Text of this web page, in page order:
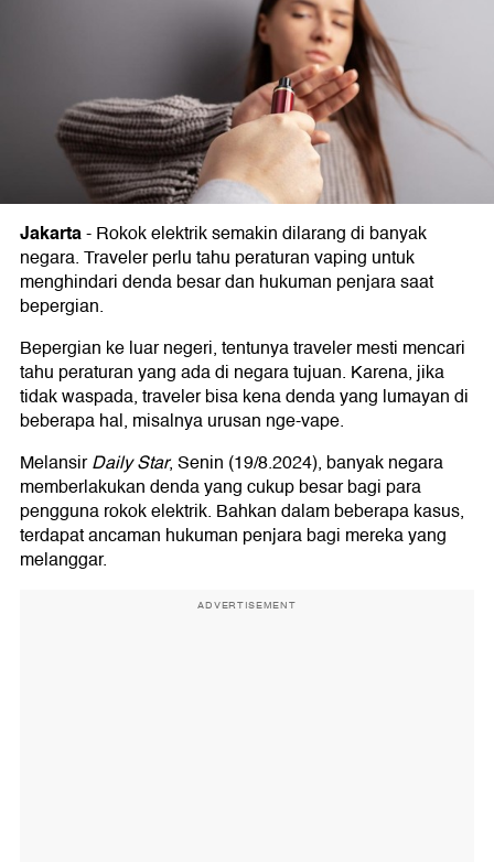
Jakarta-Rokok elektrik semakin dilarang di banyak
negara. Traveler perlu tahu peraturan vaping untuk
menghindari denda besar dan hukuman penjara saat
bepergian.
Bepergian ke luar negeri, tentunya traveler mesti mencari
tahu peraturan yang ada di negara tujuan. Karena, jika
tidak waspada, traveler bisa kena denda yang lumayan di
beberapa hal, misalnya urusan nge-vape.
MelansirDaily Star, Senin (19/8.2024), banyak negara
memberlakukan denda yang cukup besar bagi para
pengguna rokok elektrik. Bahkan dalam beberapa kasus,
terdapat ancaman hukuman penjara bagi mereka yang
melanggar.
ADVERTISEMENT